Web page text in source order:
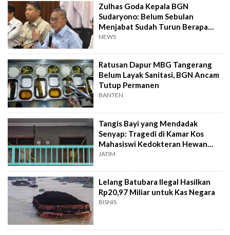
Zulhas Goda Kepala BGN
Sudaryono: Belum Sebulan
Menjabat Sudah Turun Berapa
Kilo?
NEWS
Ratusan Dapur MBG Tangerang
Belum Layak Sanitasi, BGN Ancam
Tutup Permanen
BANTEN
Tangis Bayi yang Mendadak
Senyap: Tragedi di Kamar Kos
Mahasiswi Kedokteran Hewan
Surabaya
JATIM
Lelang Batubara Ilegal Hasilkan
Rp20,97 Miliar untuk Kas Negara
BISNIS